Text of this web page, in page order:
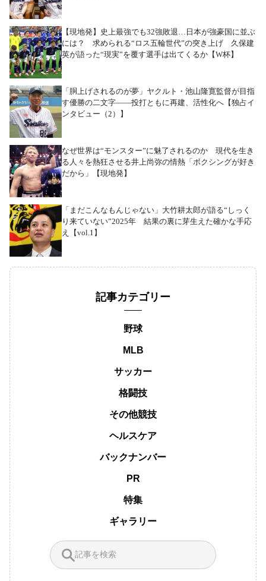
【現地発】史上最強でも32強敗退…日本が強豪国に並ぶ
には？ 求められる“ロス五輪世代”の突き上げ 久保建
英が語った“現実”を覆す選手は出てくるか【W杯】
「胴上げされるのが夢」ヤクルト・池山隆寛監督が目指
す優勝の二文字――投打ともに再建、活性化へ【独占イ
ンタビュー（2）】
なぜ世界は“モンスター”に魅了されるのか 現代を生き
る人々を熱狂させる井上尚弥の情熱「ボクシングが好き
だから」【現地発】
「まだこんなもんじゃない」大竹耕太郎が語る“しっく
り来ていない”2025年 結果の裏に芽生えた確かな手応
え【vol.1】
記事カテゴリー
野球
MLB
サッカー
格闘技
その他競技
ヘルスケア
バックナンバー
PR
特集
ギャラリー